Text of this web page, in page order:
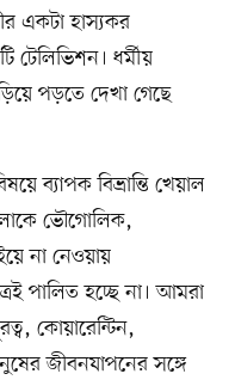
একটা হাস্যকর
টেলিভিশন। ধর্মীয়
পড়তে দেখা গেছে
ব্যাপক বিভ্রান্তি খেয়াল
ভৌগোলিক,
না নেওয়ায়
পালিত হচ্ছে না। আমরা
কোয়ারেন্টিন,
জীবনযাপনের সঙ্গে